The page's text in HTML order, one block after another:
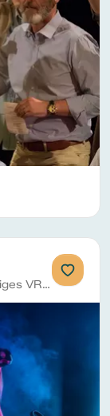
Virtual Rental ist ein standortunabhängiges VR-Game. Die komplette Technik wird an Ihrer Wunschlokalität aufgebaut